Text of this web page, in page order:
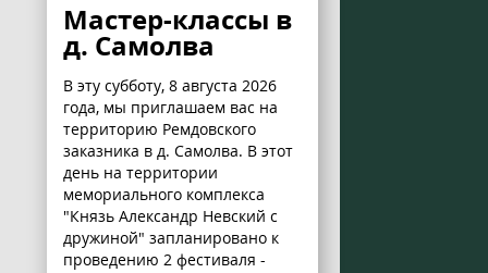
Мастер-классы в
д. Самолва
В эту субботу, 8 августа 2026
года, мы приглашаем вас на
территорию Ремдовского
заказника в д. Самолва. В этот
день на территории
мемориального комплекса
"Князь Александр Невский с
дружиной" запланировано к
проведению 2 фестиваля -